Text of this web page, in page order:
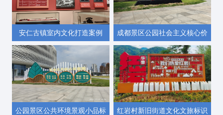
安仁古镇室内文化打造案例 成都景区公园社会主义核心价
值观文化景观小品安装完毕
公园景区公共环境景观小品标 红岩村新旧街道文化文旅标识